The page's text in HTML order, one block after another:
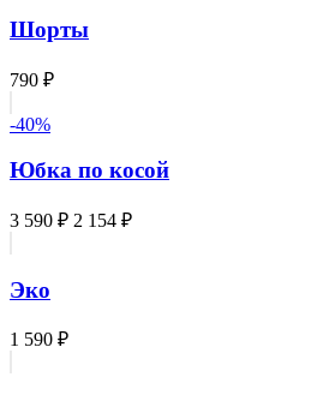
Шорты
790 ₽
-40%
Юбка по косой
3 590 ₽ 2 154 ₽
Эко
1 590 ₽